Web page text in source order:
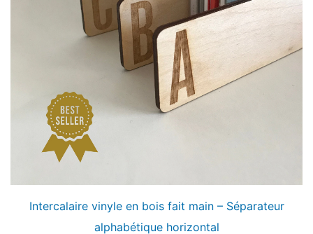
Intercalaire vinyle en bois fait main – Séparateur
alphabétique horizontal